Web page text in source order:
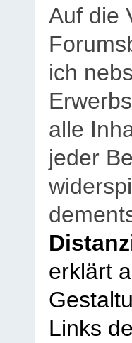
Auf die
ich
alle
jeder
erklärt
Links